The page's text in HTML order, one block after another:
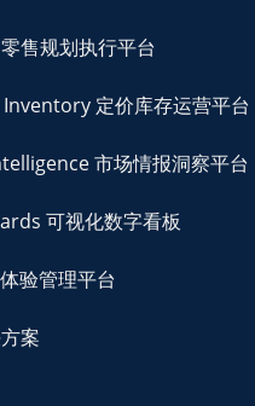
售规划执行平台
定价库存运营平台
市场情报洞察平台
可视化数字看板
验管理平台
案